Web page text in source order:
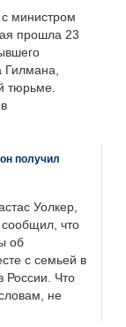
министром
прошла 23
Гилмана,
тюрьме.
получил
Уолкер,
что
об
с семьей в
России. Что
не